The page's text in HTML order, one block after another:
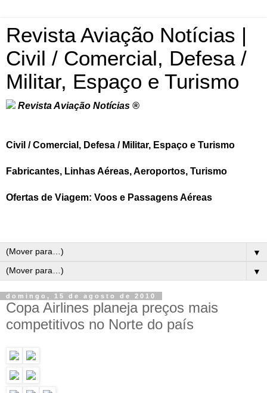
Revista Aviação Notícias |
Civil / Comercial, Defesa /
Militar, Espaço e Turismo
Revista Aviação Notícias ®
Civil / Comercial, Defesa / Militar, Espaço e Turismo
Fabricantes, Linhas Aéreas, Aeroportos, Turismo
Ofertas de Viagem: Voos e Passagens Aéreas
▼
▼
domingo, 15 de agosto de 2010
Copa Airlines planeja preços mais
competitivos no Norte do país